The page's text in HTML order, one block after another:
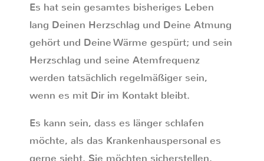
Es hat sein gesamtes bisheriges Leben
lang Deinen Herzschlag und Deine Atmung
gehört und Deine Wärme gespürt; und sein
Herzschlag und seine Atemfrequenz
werden tatsächlich regelmäßiger sein,
wenn es mit Dir im Kontakt bleibt.
Es kann sein, dass es länger schlafen
möchte, als das Krankenhauspersonal es